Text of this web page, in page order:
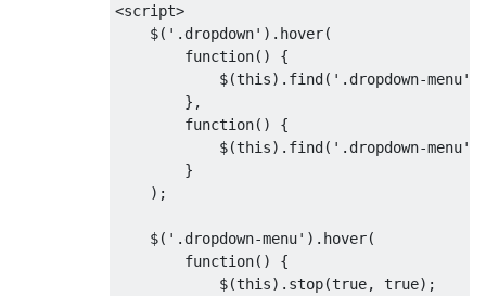
<script>
    $
( '.dropdown' ). hover(
function()
{
            $
(this). find( '.dropdown-menu'
},
function()
{
            $
(this). find( '.dropdown-menu'
}
);
    $
( '.dropdown-menu' ). hover(
function()
{
            $
(this). stop(true, true);